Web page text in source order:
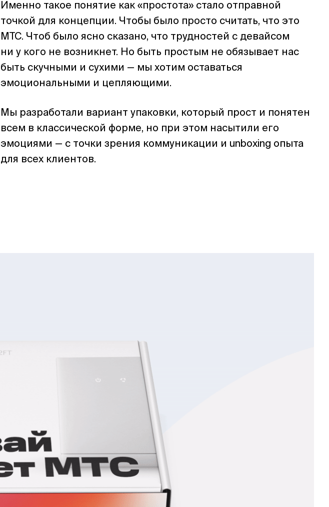
Именно такое понятие как «простота» стало отправной
точкой для концепции. Чтобы было просто считать, что это
МТС. Чтоб было ясно сказано, что трудностей с девайсом
ни у кого не возникнет. Но быть простым не обязывает нас
быть скучными и сухими — мы хотим оставаться
эмоциональными и цепляющими.
Мы разработали вариант упаковки, который прост и понятен
всем в классической форме, но при этом насытили его
эмоциями — с точки зрения коммуникации и unboxing опыта
для всех клиентов.